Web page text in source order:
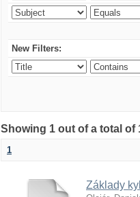
New Filters:
Showing 1 out of a total
1
Základy